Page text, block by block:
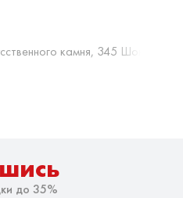
камня, 345 Шоколад
до 35%